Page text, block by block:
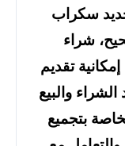
سكراب
شراء
تقديم
والبيع
بتجميع